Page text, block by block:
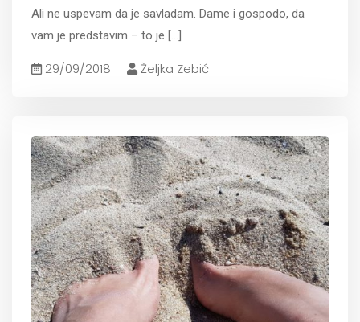
Ali ne uspevam da je savladam. Dame i gospodo, da
vam je predstavim – to je [...]
29/09/2018 Željka Zebić